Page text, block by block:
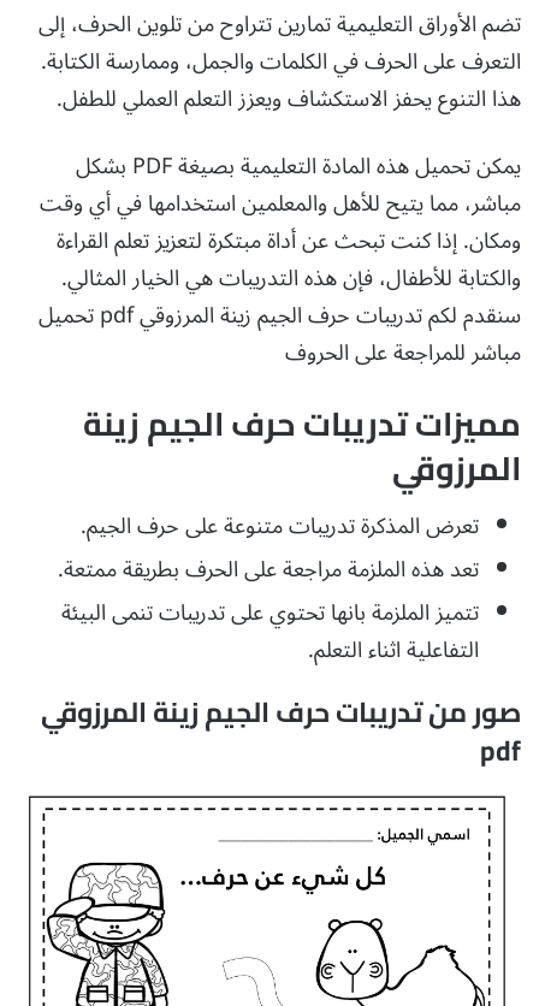
تضم الأوراق التعليمية تمارين تتراوح من تلوين الحرف، إلى
التعرف على الحرف في الكلمات والجمل، وممارسة الكتابة.
هذا التنوع يحفز الاستكشاف ويعزز التعلم العملي للطفل.
يمكن تحميل هذه المادة التعليمية بصيغة PDF بشكل
مباشر، مما يتيح للأهل والمعلمين استخدامها في أي وقت
ومكان. إذا كنت تبحث عن أداة مبتكرة لتعزيز تعلم القراءة
والكتابة للأطفال، فإن هذه التدريبات هي الخيار المثالي.
سنقدم لكم تدريبات حرف الجيم زينة المرزوقي pdf تحميل
مباشر للمراجعة على الحروف
مميزات تدريبات حرف الجيم زينة
المرزوقي
تعرض المذكرة تدريبات متنوعة على حرف الجيم.
تعد هذه الملزمة مراجعة على الحرف بطريقة ممتعة.
تتميز الملزمة بانها تحتوي على تدريبات تنمى البيئة
التفاعلية اثناء التعلم.
صور من تدريبات حرف الجيم زينة المرزوقي
pdf